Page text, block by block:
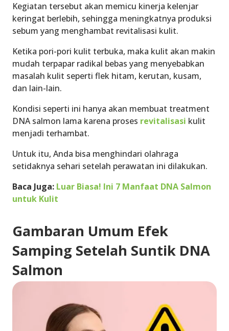
Kegiatan tersebut akan memicu kinerja kelenjar
keringat berlebih, sehingga meningkatnya produksi
sebum yang menghambat revitalisasi kulit.
Ketika pori-pori kulit terbuka, maka kulit akan makin
mudah terpapar radikal bebas yang menyebabkan
masalah kulit seperti flek hitam, kerutan, kusam,
dan lain-lain.
Kondisi seperti ini hanya akan membuat treatment
DNA salmon lama karena proses revitalisasi kulit
menjadi terhambat.
Untuk itu, Anda bisa menghindari olahraga
setidaknya sehari setelah perawatan ini dilakukan.
Baca Juga: Luar Biasa! Ini 7 Manfaat DNA Salmon
untuk Kulit
Gambaran Umum Efek
Samping Setelah Suntik DNA
Salmon